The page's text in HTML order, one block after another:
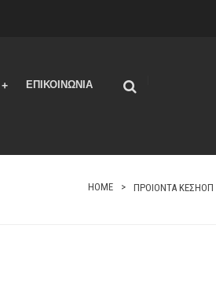
+ ΕΠΙΚΟΙΝΩΝΙΑ
HOME ΠΡΟΙΟΝΤΑ ΚΕΣΗΟΠ